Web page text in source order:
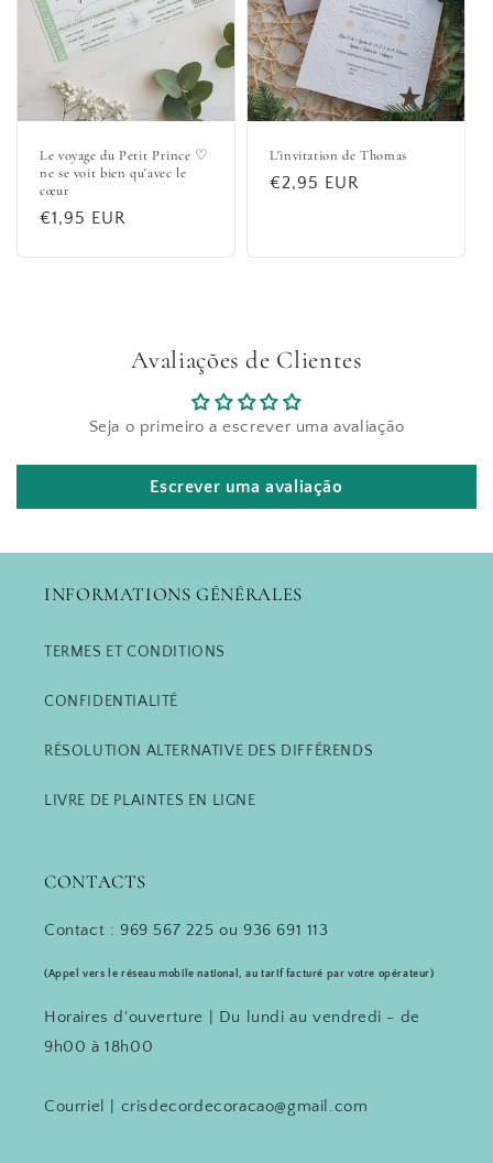
Le voyage du Petit Prince ♡
ne se voit bien qu'avec le
cœur
Prix
€1,95 EUR
L'invitation de Thomas
Prix
€2,95 EUR
Avaliações de Clientes
Seja o primeiro a escrever uma avaliação
Escrever uma avaliação
INFORMATIONS GÉNÉRALES
TERMES ET CONDITIONS
CONFIDENTIALITÉ
RÉSOLUTION ALTERNATIVE DES DIFFÉRENDS
LIVRE DE PLAINTES EN LIGNE
CONTACTS
Contact : 969 567 225 ou 936 691 113
(Appel vers le réseau mobile national, au tarif facturé par votre opérateur)
Horaires d'ouverture | Du lundi au vendredi - de
9h00 à 18h00
Courriel | crisdecordecoracao@gmail.com